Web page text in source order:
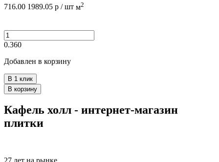
716.00 1989.05 р / шт м2
0.360
Добавлен в корзину
В 1 клик
В корзину
Кафель холл - интернет-магазин
плитки